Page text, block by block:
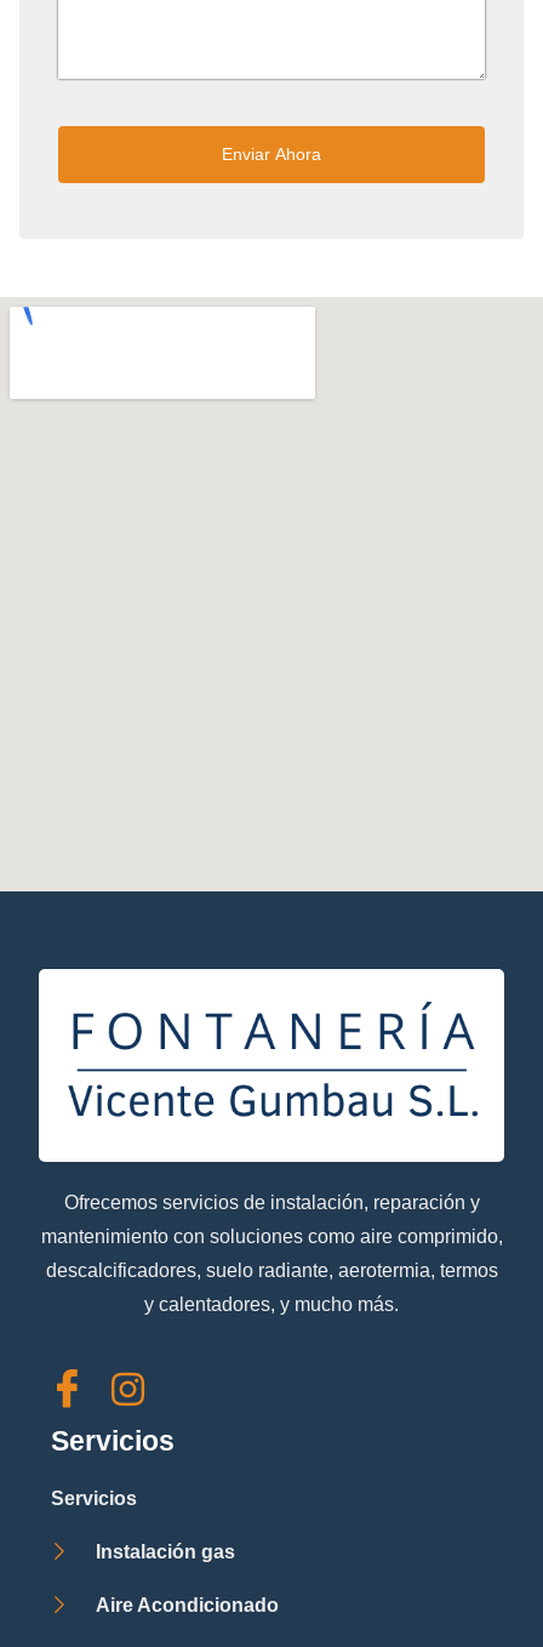
Ofrecemos servicios de instalación, reparación y
mantenimiento con soluciones como aire comprimido,
descalcificadores, suelo radiante, aerotermia, termos
y calentadores, y mucho más.
Servicios
Servicios
Instalación gas
Aire Acondicionado